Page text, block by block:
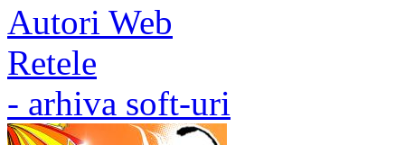
Autori Web
Retele
- arhiva soft-uri